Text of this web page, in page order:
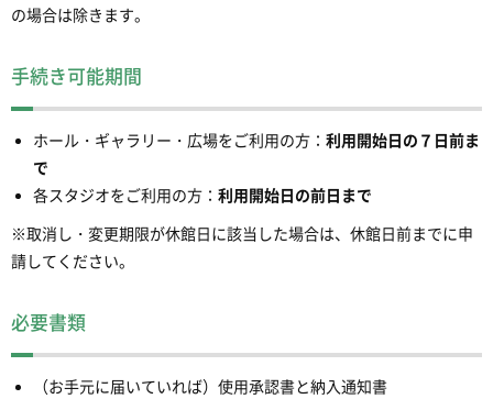
の場合は除きます。
手続き可能期間
ホール・ギャラリー・広場をご利用の方： 利用開始日の７日前ま
で
各スタジオをご利用の方： 利用開始日の前日まで
※取消し・変更期限が休館日に該当した場合は、休館日前までに申
請してください。
必要書類
（お手元に届いていれば）使用承認書と納入通知書